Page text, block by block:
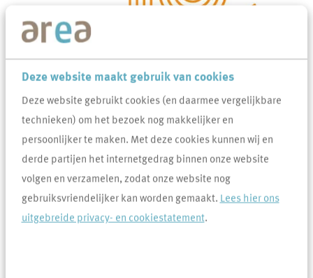
Deze website maakt gebruik van cookies
Deze website gebruikt cookies (en daarmee vergelijkbare
technieken) om het bezoek nog makkelijker en
persoonlijker te maken. Met deze cookies kunnen wij en
derde partijen het internetgedrag binnen onze website
volgen en verzamelen, zodat onze website nog
gebruiksvriendelijker kan worden gemaakt. Lees hier ons
uitgebreide privacy- en cookiestatement.
droomslaapkamer!
Vandaag zijn de winnaars bekend gemaakt. We gaan de
droomslaapkamer van Sem (6 jaar) uit Veghel en van Daan (11 jaar)
uit Uden écht maken!
Dit jaar bestaat Area 10 jaar. Een mijlpaal die we graag willen vieren
met onze huurders, relaties en medewerkers. Gedurende dit
jubileumjaar organiseren we verschillende leuke activiteiten. Deze
ontwerpwedstrijd was voor onze jongste bewoners.